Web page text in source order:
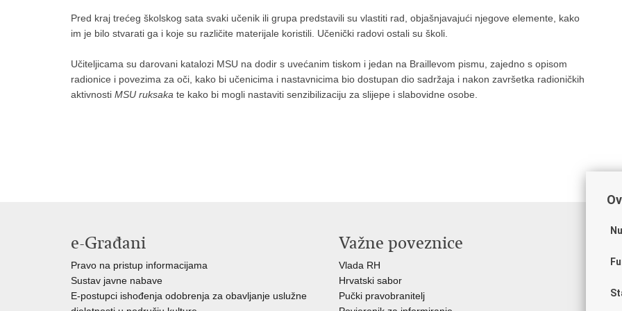
Pred kraj trećeg školskog sata svaki učenik ili grupa predstavili su vlastiti rad, objašnjavajući njegove elemente, kako
im je bilo stvarati ga i koje su različite materijale koristili. Učenički radovi ostali su školi.
Učiteljicama su darovani katalozi MSU na dodir s uvećanim tiskom i jedan na Braillevom pismu, zajedno s opisom
radionice i povezima za oči, kako bi učenicima i nastavnicima bio dostupan dio sadržaja i nakon završetka radioničkih
aktivnosti MSU ruksaka te kako bi mogli nastaviti senzibilizaciju za slijepe i slabovidne osobe.
e-Građani
Pravo na pristup informacijama
Sustav javne nabave
E-postupci ishođenja odobrenja za obavljanje uslužne
Važne poveznice
Vlada RH
Hrvatski sabor
Pučki pravobranitelj